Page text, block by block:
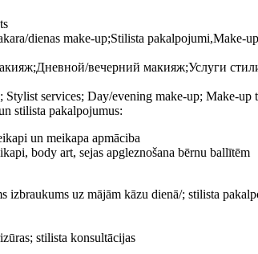
dienas make-up;Stilista pakalpojumi,Make-
вечерний макияж;Услуги
Stylist services; Day/evening make-up; Make-up
stilista pakalpojumus:
un meikapa apmāciba
body art, sejas apgleznošana bērnu ballītēm
izbraukums uz mājām kāzu dienā/; stilista
stilista konsultācijas